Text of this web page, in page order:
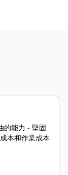
的能力 - 堅固
本和作業成本